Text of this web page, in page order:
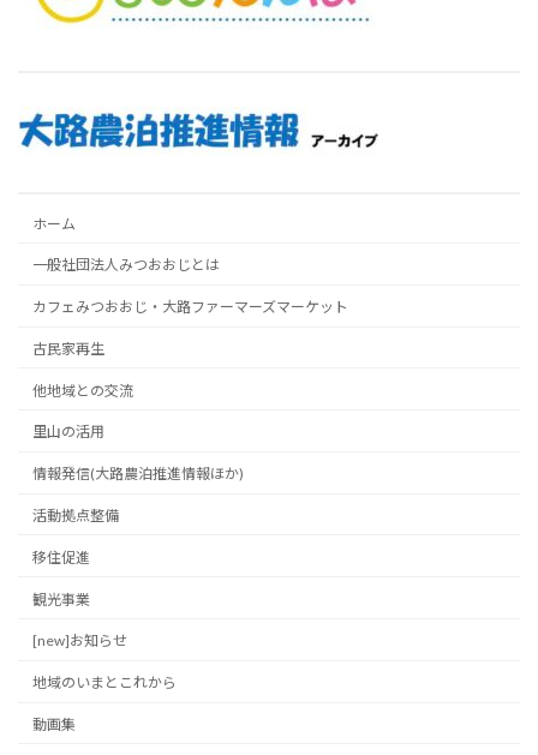
ホーム
一般社団法人みつおおじとは
カフェみつおおじ・大路ファーマーズマーケット
古民家再生
他地域との交流
里山の活用
情報発信(大路農泊推進情報ほか)
活動拠点整備
移住促進
観光事業
[new]お知らせ
地域のいまとこれから
動画集